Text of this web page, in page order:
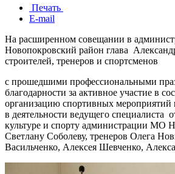
Печать
E-mail
На расширенном совещании в
Новопокровский район глава
строителей, тренеров и спортсменов
с прошедшими профессиональными
благодарности за активное участие в
организацию спортивных мероприятий
в деятельности ведущего специалиста
культуре и спорту администрации МО
Светлану Соболеву, тренеров Олега
Васильченко, Алексея Шевченко,